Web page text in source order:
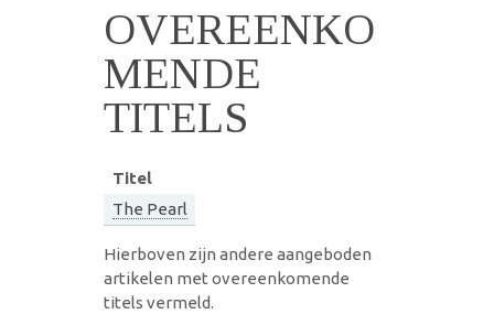
OVEREENKO
MENDE
TITELS
Titel
The Pearl
Hierboven zijn andere aangeboden
artikelen met overeenkomende
titels vermeld.